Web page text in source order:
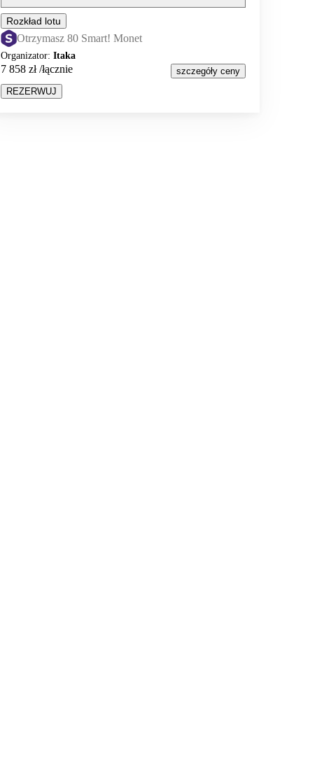
Rozkład lotu
Otrzymasz 80 Smart! Monet
Organizator: Itaka
7 858 zł/łącznie
szczegóły ceny
REZERWUJ